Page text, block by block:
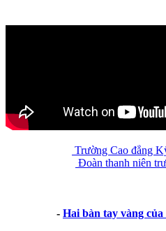
Trường Cao đẳng
Đoàn thanh niên
- Hai bàn tay vàng